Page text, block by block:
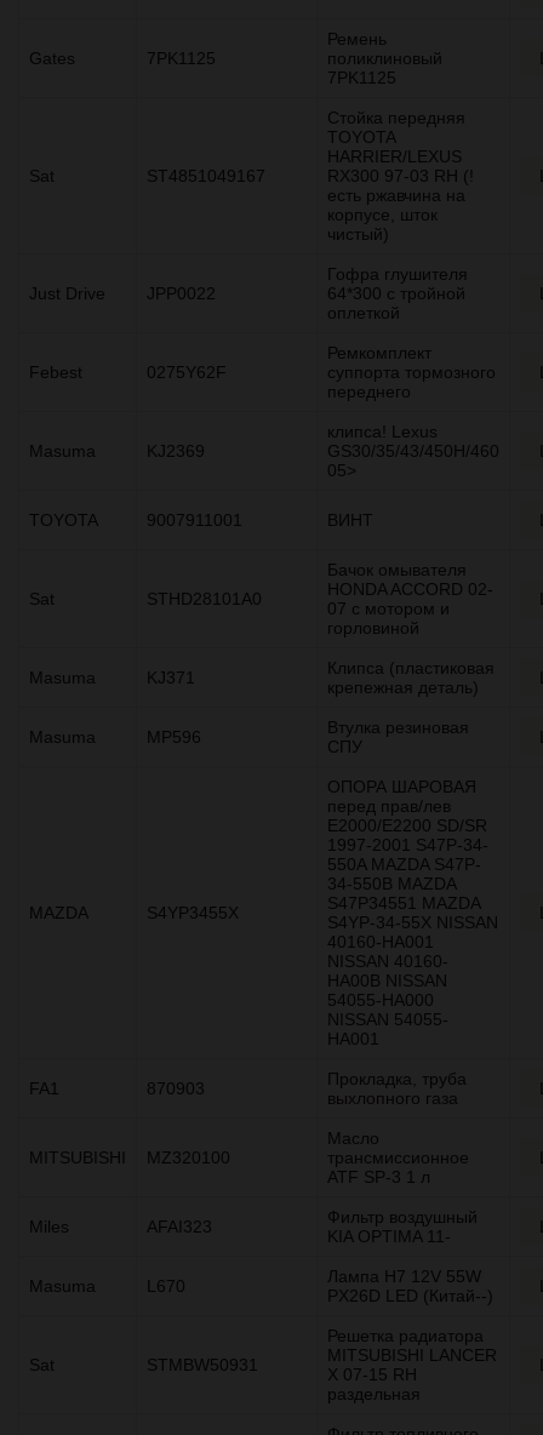
Gates 7PK1125
Ремень
поликлиновый
7PK1125
Sat ST4851049167
Стойка передняя
TOYOTA
HARRIER/LEXUS
RX300 97-03 RH (!
есть ржавчина на
корпусе, шток
чистый)
Just Drive JPP0022
Гофра глушителя
64*300 с тройной
оплеткой
Febest 0275Y62F
Ремкомплект
суппорта тормозного
переднего
Masuma KJ2369
клипса! Lexus
GS30/35/43/450H/460
05>
TOYOTA 9007911001 ВИНТ
Sat STHD28101A0
Бачок омывателя
HONDA ACCORD 02-
07 с мотором и
горловиной
Masuma KJ371
Клипса (пластиковая
крепежная деталь)
Masuma MP596
Втулка резиновая
СПУ
MAZDA S4YP3455X
ОПОРА ШАРОВАЯ
перед прав/лев
E2000/E2200 SD/SR
1997-2001 S47P-34-
550A MAZDA S47P-
34-550B MAZDA
S47P34551 MAZDA
S4YP-34-55X NISSAN
40160-HA001
NISSAN 40160-
HA00B NISSAN
54055-HA000
NISSAN 54055-
HA001
FA1 870903
Прокладка, труба
выхлопного газа
MITSUBISHI MZ320100
Масло
трансмиссионное
ATF SP-3 1 л
Miles AFAI323
Фильтр воздушный
KIA OPTIMA 11-
Masuma L670
Лампа H7 12V 55W
PX26D LED (Китай--)
Sat STMBW50931
Решетка радиатора
MITSUBISHI LANCER
X 07-15 RH
раздельная